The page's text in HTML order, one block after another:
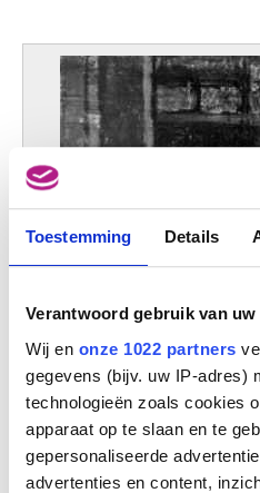
Toestemming Details
Verantwoord gebruik van uw
Wij en onze 1022 partners
gegevens (bijv. uw IP-adres)
technologieën zoals cookies
apparaat op te slaan en te
gepersonaliseerde
advertenties en content,